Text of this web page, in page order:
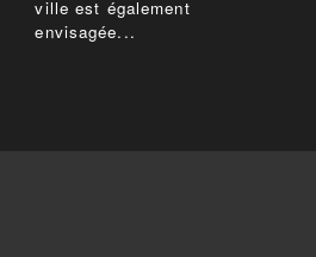
ville est également
envisagée...